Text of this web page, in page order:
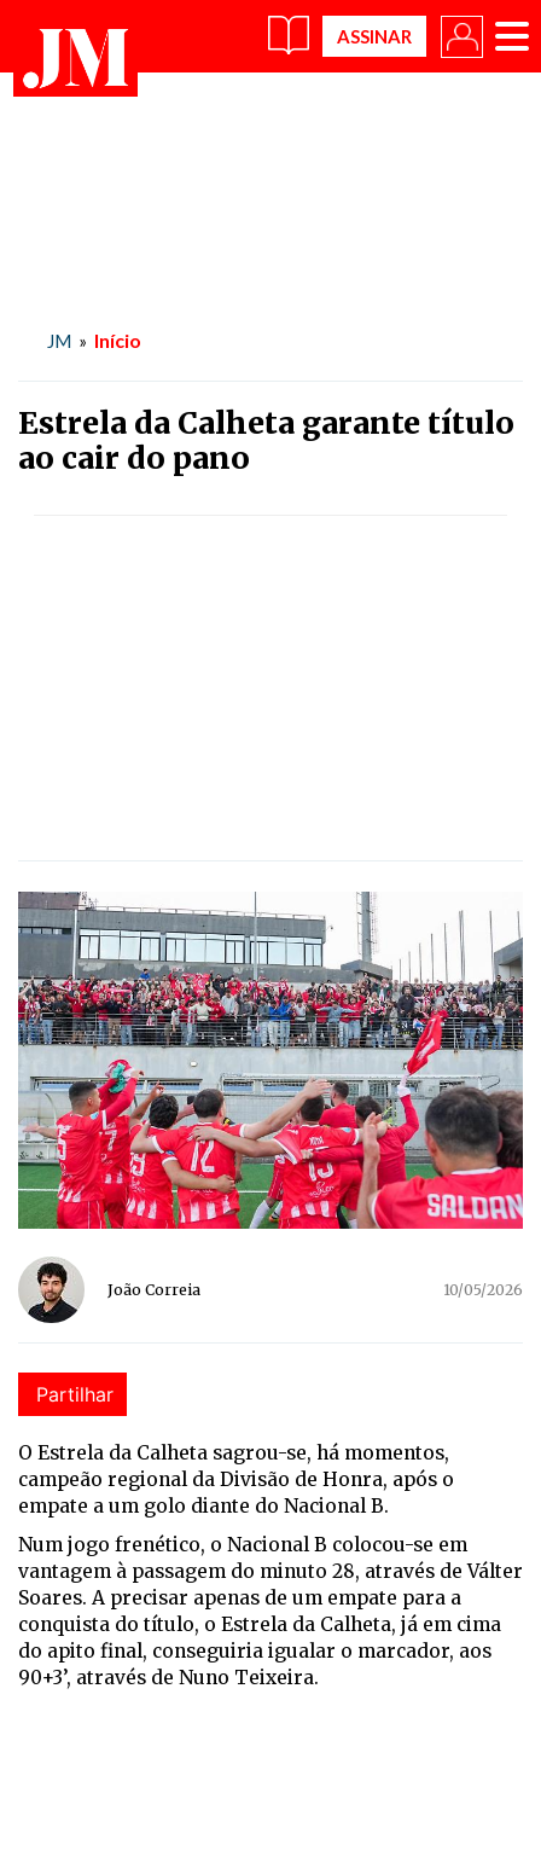
×
JM » Início
Estrela da Calheta garante título
ao cair do pano
João Correia 10/05/2026
Partilhar
O Estrela da Calheta sagrou-se, há momentos,
campeão regional da Divisão de Honra, após o
empate a um golo diante do Nacional B.
Num jogo frenético, o Nacional B colocou-se em
vantagem à passagem do minuto 28, através de Válter
Soares. A precisar apenas de um empate para a
conquista do título, o Estrela da Calheta, já em cima
do apito final, conseguiria igualar o marcador, aos
90+3’, através de Nuno Teixeira.